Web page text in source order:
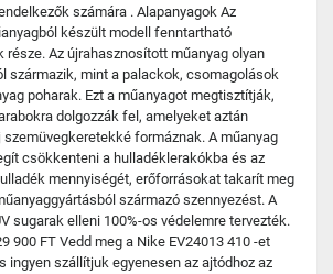
számára . Alapanyagok Az
készült modell fenntartható
Az újrahasznosított műanyag olyan
származik, mint a palackok, csomagolások
poharak. Ezt a műanyagot megtisztítják,
dolgozzák fel, amelyeket aztán
szemüvegkeretekké formáznak. A műanyag
csökkenteni a hulladéklerakókba és az
mennyiségét, erőforrásokat takarít meg
származó szennyezést. A
sugarak elleni 100%-os védelemre tervezték.
900 FT Vedd meg a Nike EV24013 410 -et
ingyen szállítjuk egyenesen az ajtódhoz az